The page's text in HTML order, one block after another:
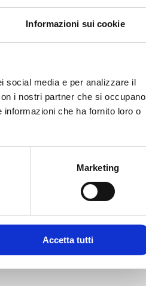
Informazioni sui cookie
social media e per analizzare il
i nostri partner che si occupano
che ha fornito loro o
Marketing
Accetta tutti